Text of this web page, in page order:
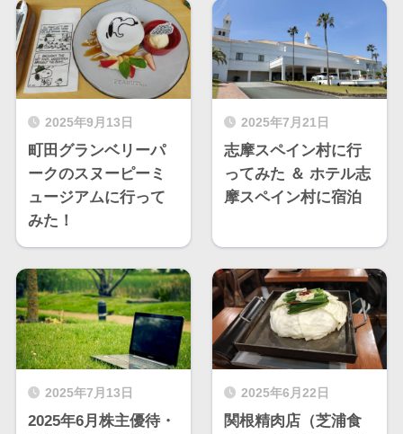
2025年9月13日
町田グランベリーパ
ークのスヌーピーミ
ュージアムに行って
みた！
2025年7月21日
志摩スペイン村に行
ってみた ＆ ホテル志
摩スペイン村に宿泊
2025年7月13日
2025年6月株主優待・
2025年6月22日
関根精肉店（芝浦食